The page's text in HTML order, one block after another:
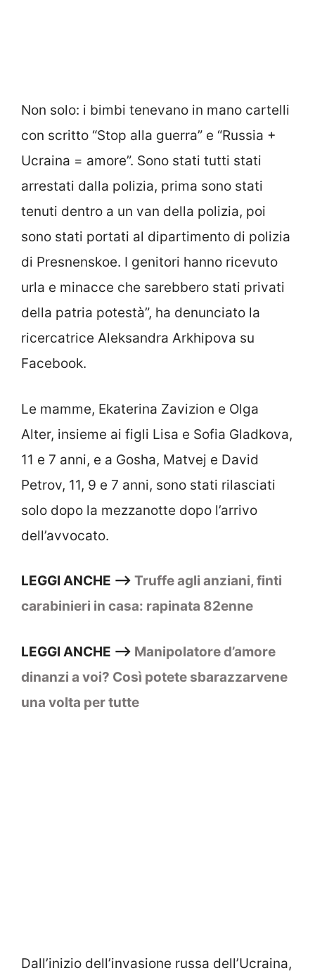
Non solo: i bimbi tenevano in mano cartelli
con scritto “Stop alla guerra” e “Russia +
Ucraina = amore”. Sono stati tutti stati
arrestati dalla polizia, prima sono stati
tenuti dentro a un van della polizia, poi
sono stati portati al dipartimento di polizia
di Presnenskoe. I genitori hanno ricevuto
urla e minacce che sarebbero stati privati
della patria potestà”, ha denunciato la
ricercatrice Aleksandra Arkhipova su
Facebook.
Le mamme, Ekaterina Zavizion e Olga
Alter, insieme ai figli Lisa e Sofia Gladkova,
11 e 7 anni, e a Gosha, Matvej e David
Petrov, 11, 9 e 7 anni, sono stati rilasciati
solo dopo la mezzanotte dopo l’arrivo
dell’avvocato.
LEGGI ANCHE –> Truffe agli anziani, finti
carabinieri in casa: rapinata 82enne
LEGGI ANCHE –> Manipolatore d’amore
dinanzi a voi? Così potete sbarazzarvene
una volta per tutte
Dall’inizio dell’invasione russa dell’Ucraina,